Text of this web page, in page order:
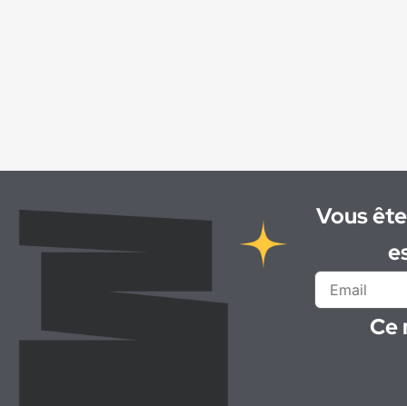
Conducteur d'engins
Conducteur de ligne
Conducteur de poids lourd
(1)
Contremaître de fabrication de béton
Vous
Ce